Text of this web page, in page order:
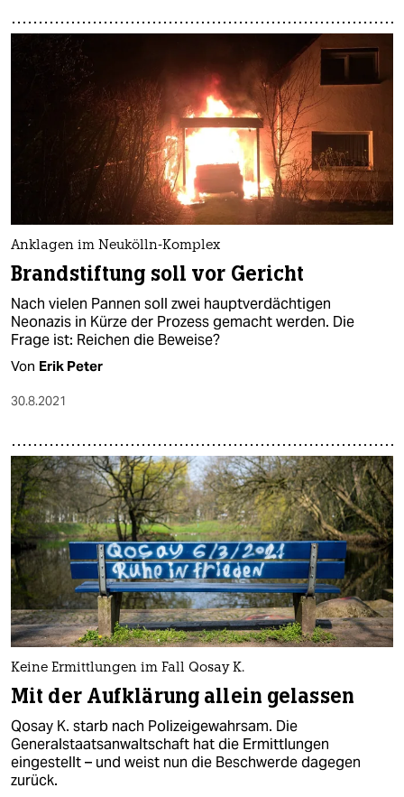
Anklagen im Neukölln-Komplex
Brandstiftung soll vor Gericht
Nach vielen Pannen soll zwei hauptverdächtigen
Neonazis in Kürze der Prozess gemacht werden. Die
Frage ist: Reichen die Beweise?
Von Erik Peter
30.8.2021
Keine Ermittlungen im Fall Qosay K.
Mit der Aufklärung allein gelassen
Qosay K. starb nach Polizeigewahrsam. Die
Generalstaatsanwaltschaft hat die Ermittlungen
eingestellt – und weist nun die Beschwerde dagegen
zurück.